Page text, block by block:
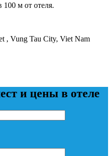
м от отеля.
, Vung Tau City, Viet Nam
и цены в отеле